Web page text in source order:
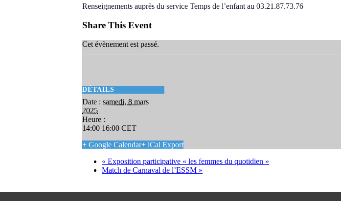
Renseignements auprès du service Temps de l’enfant au 03.21.87.73.76
Share This Event
Cet évènement est passé.
DÉTAILS
Date : samedi, 8 mars
2025
Heure :
14:00 16:00 CET
+ Google Calendar+ iCal Export
« Exposition participative « les femmes du quotidien »
Match de Carnaval de l’ESSM »